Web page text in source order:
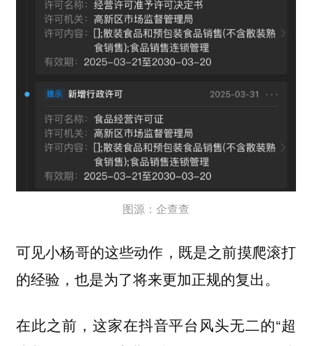
图源：企查查
可见小杨哥的这些动作，既是之前摸爬滚打
的经验，也是为了将来更加正规的复出。
在此之前，这家在抖音平台风头无二的“超